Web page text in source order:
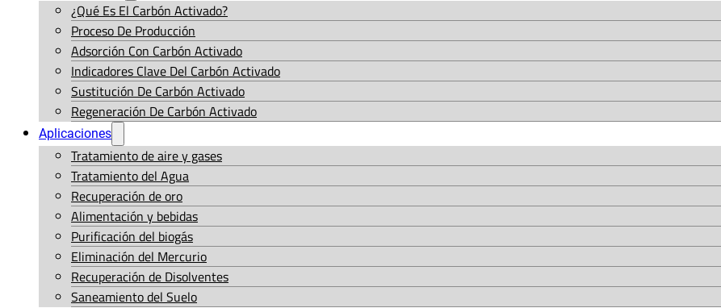
¿Qué Es El Carbón Activado?
Proceso De Producción
Adsorción Con Carbón Activado
Indicadores Clave Del Carbón Activado
Sustitución De Carbón Activado
Regeneración De Carbón Activado
Aplicaciones
Tratamiento de aire y gases
Tratamiento del Agua
Recuperación de oro
Alimentación y bebidas
Purificación del biogás
Eliminación del Mercurio
Recuperación de Disolventes
Saneamiento del Suelo